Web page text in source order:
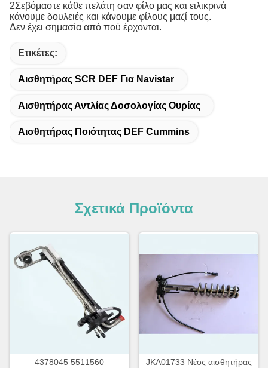
2Σεβόμαστε κάθε πελάτη σαν φίλο μας και ειλικρινά
κάνουμε δουλειές και κάνουμε φίλους μαζί τους.
Δεν έχει σημασία από πού έρχονται.
Ετικέτες:
Αισθητήρας SCR DEF Για Navistar
Αισθητήρας Αντλίας Δοσολογίας Ουρίας
Αισθητήρας Ποιότητας DEF Cummins
Σχετικά Προϊόντα
4378045 5511560
JKA01733 Νέος αισθητήρας